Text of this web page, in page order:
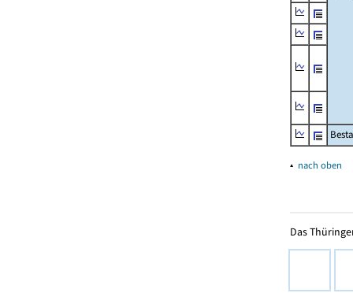
▴ nach oben
Das